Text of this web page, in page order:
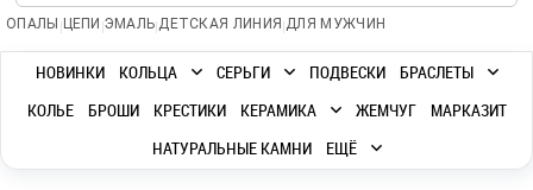
ОПАЛЫ | ЦЕПИ |ЭМАЛЬ|ДЕТСКАЯ ЛИНИЯ |ДЛЯ МУЖЧИН
НОВИНКИ КОЛЬЦА СЕРЬГИ ПОДВЕСКИ
БРАСЛЕТЫ
КОЛЬЕ
БРОШИ КРЕСТИКИ КЕРАМИКА ЖЕМЧУГ
МАРКАЗИТ
НАТУРАЛЬНЫЕ КАМНИ
ЕЩЁ